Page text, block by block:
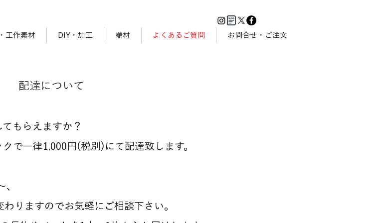
工作素材 DIY・加工 端材 よくあるご質問 お問合せ・ご注文
配達について
もらえますか？
で一律1,000円(税別)にて配達致します。
、
りますのでお気軽にご相談下さい。